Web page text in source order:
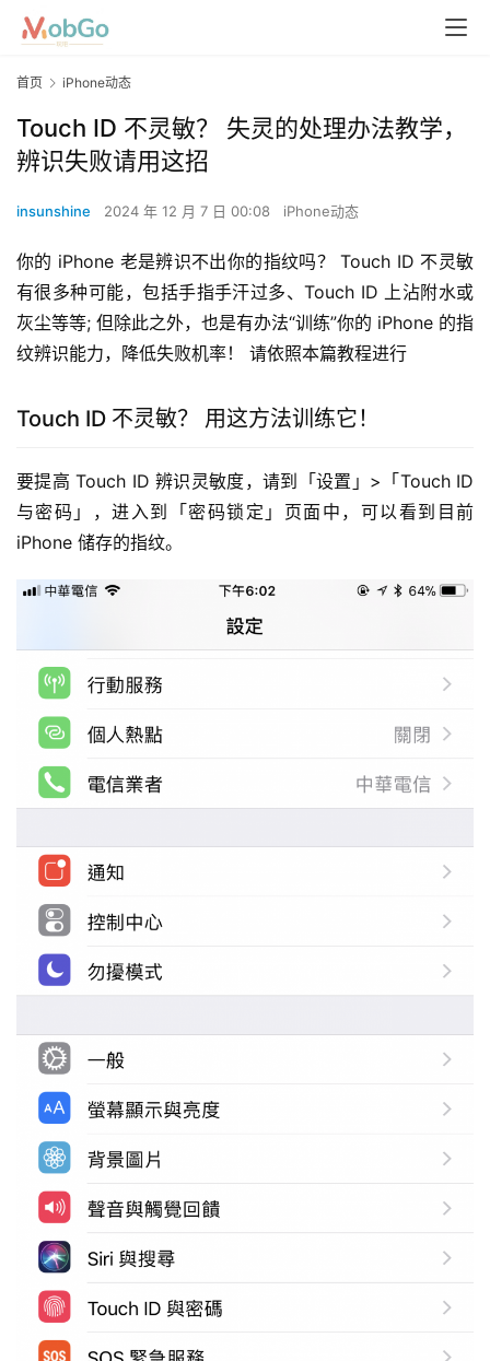
首页 iPhone动态
Touch ID 不灵敏？ 失灵的处理办法教学，
辨识失败请用这招
insunshine 2024 年 12 月 7 日 00:08 iPhone动态
你的 iPhone 老是辨识不出你的指纹吗？ Touch ID 不灵敏
有很多种可能，包括手指手汗过多、Touch ID 上沾附水或
灰尘等等; 但除此之外，也是有办法“训练”你的 iPhone 的指
纹辨识能力，降低失败机率！ 请依照本篇教程进行
Touch ID 不灵敏？ 用这方法训练它！
要提高 Touch ID 辨识灵敏度，请到「设置」>「Touch ID
与密码」，进入到「密码锁定」页面中，可以看到目前
iPhone 储存的指纹。